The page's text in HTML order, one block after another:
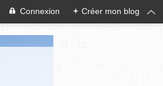
Connexion + Créer mon blog